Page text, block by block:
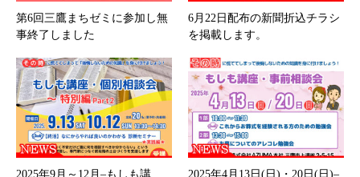
第6回三鷹まちゼミに参加し無
事終了しました
6月22日配布の新聞折込チラシ
を掲載します。
2025年9月～12月–もしも講
2025年4月13日(日)・20日(日)–